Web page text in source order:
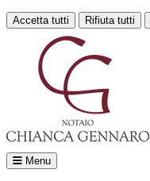
Accetta tutti Rifiuta tutti
Menu